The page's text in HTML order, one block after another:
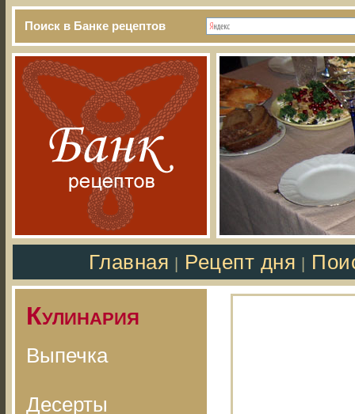
Поиск в Банке рецептов
Главная Рецепт дня
Кулинария
Выпечка
Десерты